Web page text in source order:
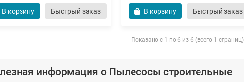
В корзину Быстрый заказ В корзину Быстрый заказ
Показано с 1 по 6 из 6 (всего 1 страниц)
информация о Пылесосы строительные